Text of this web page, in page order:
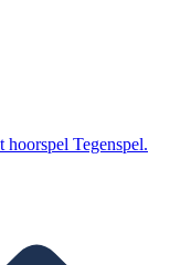
hoorspel Tegenspel.